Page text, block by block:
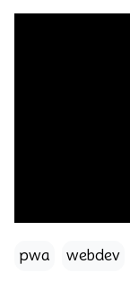
pwa webdev